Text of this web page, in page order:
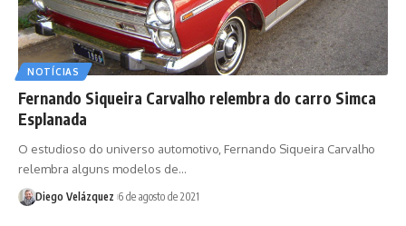
NOTÍCIAS
Fernando Siqueira Carvalho relembra do carro Simca
Esplanada
O estudioso do universo automotivo, Fernando Siqueira Carvalho
relembra alguns modelos de…
Diego Velázquez 6 de agosto de 2021